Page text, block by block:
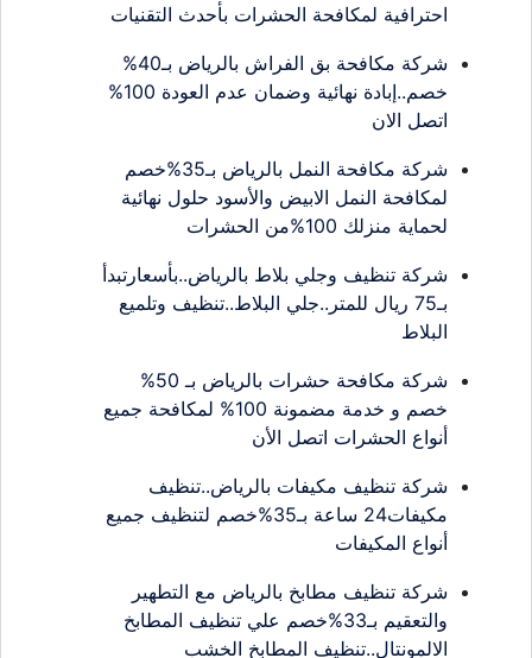
احترافية لمكافحة الحشرات بأحدث التقنيات
شركة مكافحة بق الفراش بالرياض بـ40%
خصم..إبادة نهائية وضمان عدم العودة 100%
اتصل الان
شركة مكافحة النمل بالرياض بـ35%خصم
لمكافحة النمل الابيض والأسود حلول نهائية
لحماية منزلك 100%من الحشرات
شركة تنظيف وجلي بلاط بالرياض..بأسعارتبدأ
بـ75 ريال للمتر..جلي البلاط..تنظيف وتلميع
شركة مكافحة حشرات بالرياض بـ 50%
خصم و خدمة مضمونة 100% لمكافحة جميع
أنواع الحشرات اتصل الأن
شركة تنظيف مكيفات بالرياض..تنظيف
مكيفات24 ساعة بـ35%خصم لتنظيف جميع
أنواع المكيفات
شركة تنظيف مطابخ بالرياض مع التطهير
والتعقيم بـ33%خصم علي تنظيف المطابخ
الالمونتال..تنظيف المطابخ الخشب